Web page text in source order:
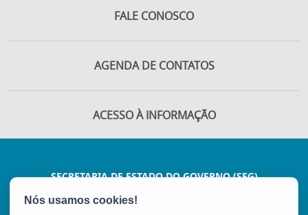
FALE CONOSCO
AGENDA DE CONTATOS
ACESSO À INFORMAÇÃO
SECRETARIA DE ESTADO DO GOVERNO (SEG)
Rua Sete de Setembro, 362 - 6º e 7º andar -